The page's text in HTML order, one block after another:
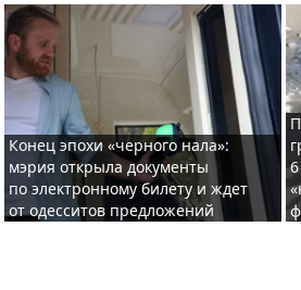
Конец эпохи «черного нала»:
мэрия открыла документы
по электронному билету и ждет
от одесситов предложений